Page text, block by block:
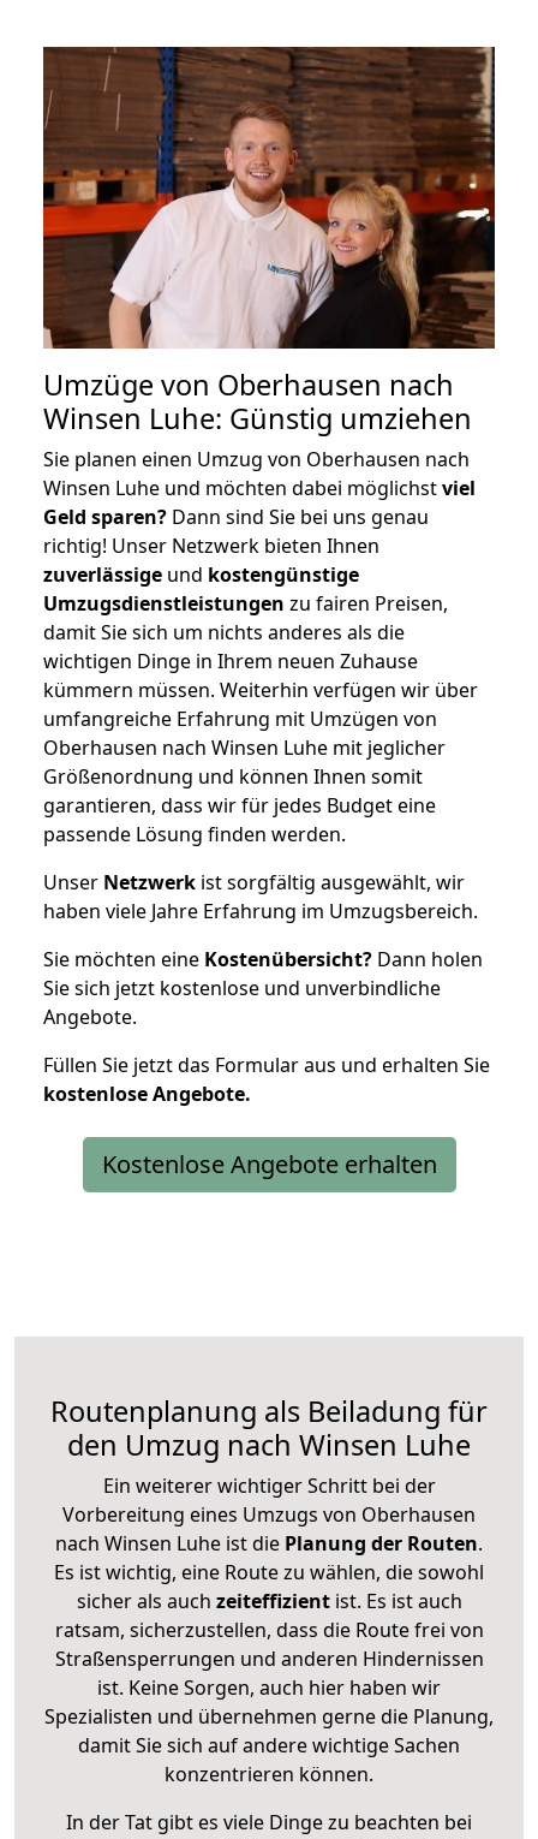
Umzüge von Oberhausen nach
Winsen Luhe: Günstig umziehen
Sie planen einen Umzug von Oberhausen nach
Winsen Luhe und möchten dabei möglichstviel
Geld sparen? Dann sind Sie bei uns genau
richtig! Unser Netzwerk bieten Ihnen
zuverlässige und kostengünstige
Umzugsdienstleistungen zu fairen Preisen,
damit Sie sich um nichts anderes als die
wichtigen Dinge in Ihrem neuen Zuhause
kümmern müssen. Weiterhin verfügen wir über
umfangreiche Erfahrung mit Umzügen von
Oberhausen nach Winsen Luhe mit jeglicher
Größenordnung und können Ihnen somit
garantieren, dass wir für jedes Budget eine
passende Lösung finden werden.
Unser Netzwerk ist sorgfältig ausgewählt, wir
haben viele Jahre Erfahrung im Umzugsbereich.
Sie möchten eine Kostenübersicht? Dann holen
Sie sich jetzt kostenlose und unverbindliche
Angebote.
Füllen Sie jetzt das Formular aus und erhalten Sie
kostenloseAngebote.
Kostenlose Angebote erhalten
Routenplanung als Beiladung für
den Umzug nach Winsen Luhe
Ein weiterer wichtiger Schritt bei der
Vorbereitung eines Umzugs von Oberhausen
nach Winsen Luhe ist die Planung der Routen.
Es ist wichtig, eine Route zu wählen, die sowohl
sicher als auch zeiteffizientist. Es ist auch
ratsam, sicherzustellen, dass die Route frei von
Straßensperrungen und anderen Hindernissen
ist. Keine Sorgen, auch hier haben wir
Spezialisten und übernehmen gerne die Planung,
damit Sie sich auf andere wichtige Sachen
konzentrieren können.
In der Tat gibt es viele Dinge zu beachten bei